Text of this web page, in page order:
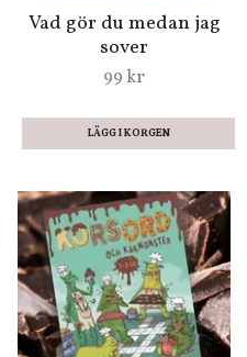
Vad gör du medan jag
sover
99 kr